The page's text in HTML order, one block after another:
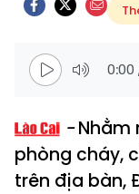
0:00
Nhằm
phòng cháy,
trên địa bàn,